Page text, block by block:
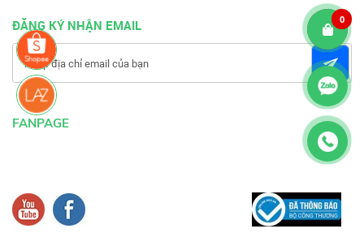
ĐĂNG KÝ NHẬN EMAIL
FANPAGE
0